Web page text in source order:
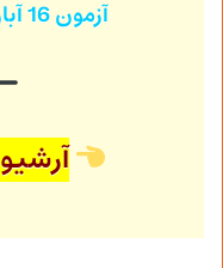
آزمون 16 آبان 1404